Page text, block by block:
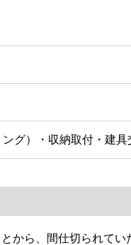
グ）・収納取付・建
から、間仕切られて